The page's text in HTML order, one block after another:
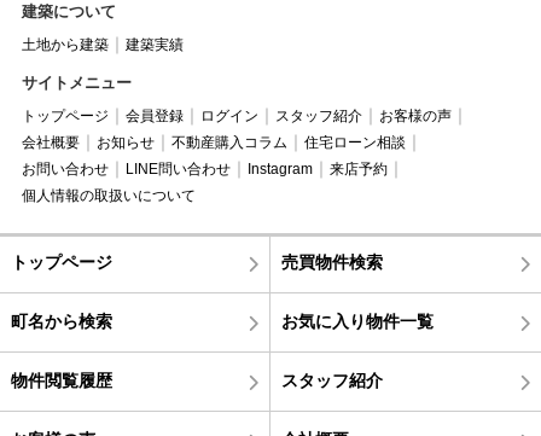
建築について
土地から建築 建築実績
サイトメニュー
トップページ 会員登録 ログイン スタッフ紹介
お客様の声
会社概要
お知らせ 不動産購入コラム
住宅ローン相談
お問い合わせ
LINE問い合わせ Instagram
来店予約
個人情報の取扱いについて
トップページ 売買物件検索
町名から検索 お気に入り物件一覧
物件閲覧履歴 スタッフ紹介